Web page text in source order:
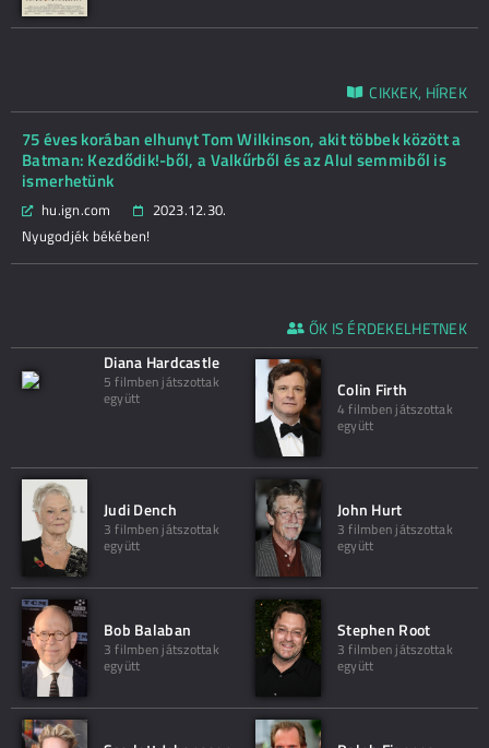
CIKKEK, HÍREK
75 éves korában elhunyt Tom Wilkinson, akit többek között a
Batman: Kezdődik!-ből, a Valkűrből és az Alul semmiből is
ismerhetünk
hu.ign.com
2023.12.30.
Nyugodjék békében!
ŐK IS ÉRDEKELHETNEK
Diana Hardcastle
5 filmben játszottak
együtt Colin Firth
4 filmben játszottak
együtt
Judi Dench
3 filmben játszottak
együtt
John Hurt
3 filmben játszottak
együtt
Bob Balaban
3 filmben játszottak
együtt
Stephen Root
3 filmben játszottak
együtt